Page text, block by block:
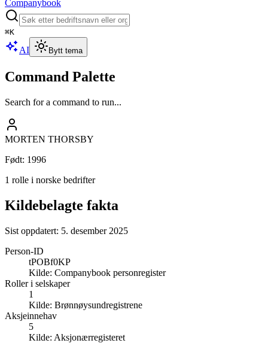
Companybook
⌘K
AI Bytt tema
Command Palette
Search for a command to run...
MORTEN THORSBY
Født: 1996
1 rolle i norske bedrifter
Kildebelagte fakta
Sist oppdatert: 5. desember 2025
Person-ID
tPOBf0KP
Kilde: Companybook personregister
Roller i selskaper
1
Kilde: Brønnøysundregistrene
Aksjeinnehav
5
Kilde: Aksjonærregisteret